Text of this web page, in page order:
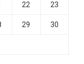
22 23
29 30